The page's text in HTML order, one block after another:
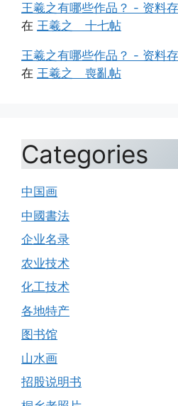
王羲之有哪些作品？ - 资料
在 王羲之 十七帖
王羲之有哪些作品？ - 资料
在 王羲之 喪亂帖
Categories
中国画
中國書法
企业名录
农业技术
化工技术
各地特产
图书馆
山水画
招股说明书